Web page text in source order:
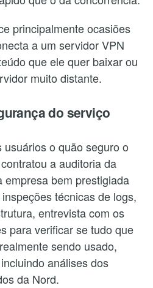
principalmente ocasiões
a um servidor VPN
que ele quer baixar ou
muito distante.
do serviço
o quão seguro o
a auditoria da
empresa bem prestigiada
técnicas de logs,
entrevista com os
para verificar se tudo que
sendo usado,
análises dos
da Nord.